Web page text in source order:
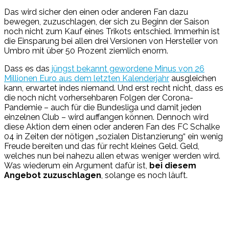
Das wird sicher den einen oder anderen Fan dazu
bewegen, zuzuschlagen, der sich zu Beginn der Saison
noch nicht zum Kauf eines Trikots entschied. Immerhin ist
die Einsparung bei allen drei Versionen von Hersteller von
Umbro mit über 50 Prozent ziemlich enorm.
Dass es das jüngst bekannt gewordene Minus von 26
Millionen Euro aus dem letzten Kalenderjahr ausgleichen
kann, erwartet indes niemand. Und erst recht nicht, dass es
die noch nicht vorhersehbaren Folgen der Corona-
Pandemie – auch für die Bundesliga und damit jeden
einzelnen Club – wird auffangen können. Dennoch wird
diese Aktion dem einen oder anderen Fan des FC Schalke
04 in Zeiten der nötigen „sozialen Distanzierung“ ein wenig
Freude bereiten und das für recht kleines Geld. Geld,
welches nun bei nahezu allen etwas weniger werden wird.
Was wiederum ein Argument dafür ist, bei diesem
Angebot zuzuschlagen, solange es noch läuft.